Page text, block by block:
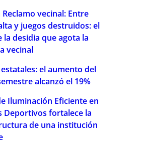
vecinal: Entre
y juegos destruidos: el
la desidia que agota la
vecinal
el aumento del
alcanzó el 19%
Iluminación Eficiente en
Deportivos fortalece la
de una institución